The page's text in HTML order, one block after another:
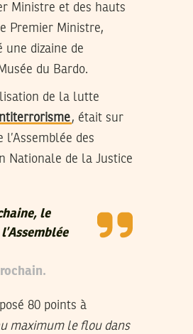
Ministre et des hauts
Premier Ministre,
dizaine de
du Bardo.
de la lutte
, était sur
des
Nationale de la Justice
le
80 points à
maximum le flou dans